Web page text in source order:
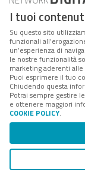
Imprenditoriale.
Seguici
About Tags
Indirizzo:
Via
I tuoi
Su questo sito
funzionali
un’esperienza di
le nostre funzionalità
marketing aderenti
Puoi esprimere il tuo
Chiudendo questa
Potrai sempre gestire
e ottenere maggiori
COOKIE POLICY.